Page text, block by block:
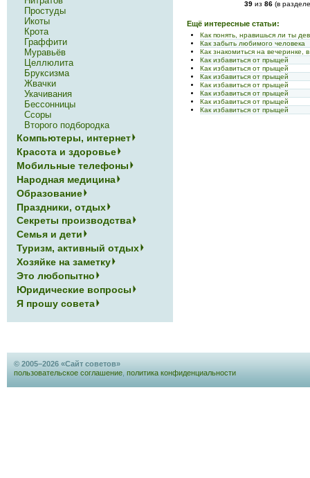
39 из 86 (в
Ещё интересные статьи:
Как понять, нравишься ли ты
Как забыть любимого человека
Как знакомиться на вечеринке,
Как избавиться от прыщей
Как избавиться от прыщей
Как избавиться от прыщей
Как избавиться от прыщей
Как избавиться от прыщей
Как избавиться от прыщей
Как избавиться от прыщей
Простуды
Икоты
Крота
Граффити
Муравьёв
Целлюлита
Бруксизма
Жвачки
Укачивания
Бессонницы
Ссоры
Второго подбородка
Компьютеры, интернет
Красота и здоровье
Мобильные телефоны
Народная медицина
Образование
Праздники, отдых
Секреты производства
Семья и дети
Туризм, активный отдых
Хозяйке на заметку
Это любопытно
Юридические вопросы
Я прошу совета
© 2005–2026 «Сайт советов»
пользовательское соглашение политика конфиденциальности